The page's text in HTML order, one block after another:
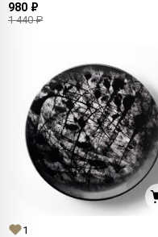
980 ₽
1 440 ₽
1